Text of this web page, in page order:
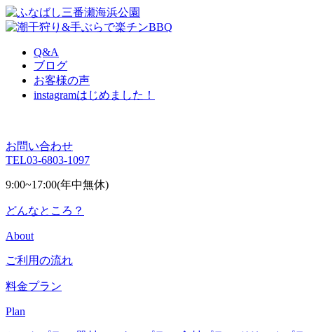
Q&A
ブログ
お客様の声
instagramはじめました！
お問い合わせ
TEL03-6803-1097
9:00~17:00(年中無休)
どんなところ？
About
ご利用の流れ
料金プラン
Plan